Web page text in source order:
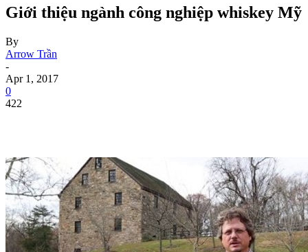
Giới thiệu ngành công nghiệp whiskey Mỹ
By
Arrow Trần
-
Apr 1, 2017
0
422